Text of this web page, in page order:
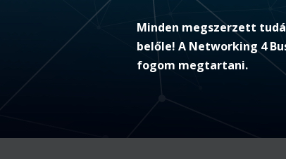
Minden megszerzett
belőle! A Networking 4
fogom megtartani.